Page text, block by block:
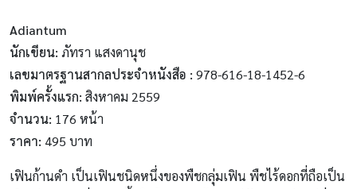
Adiantum
นักเขียน: ภัทรา แสงดานุช
เลขมาตรฐานสากลประจำหนังสือ : 978-616-18-1452-6
พิมพ์ครั้งแรก: สิงหาคม 2559
จำนวน: 176 หน้า
ราคา: 495 บาท
เฟินก้านดำ เป็นเฟินชนิดหนึ่งของพืชกลุ่มเฟิน พืชไร้ดอกที่ถือเป็น